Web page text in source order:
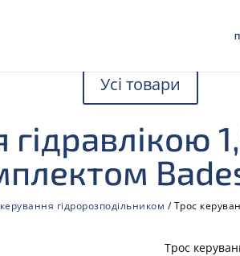
Усі товари
гідравлікою
гідророзподільником / Трос
Трос